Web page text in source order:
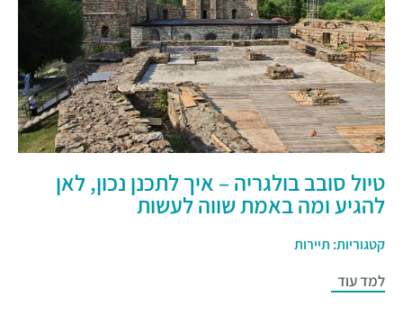
טיול סובב בולגריה – איך לתכנן נכון, לאן
להגיע ומה באמת שווה לעשות
קטגוריות: תיירות
למד עוד